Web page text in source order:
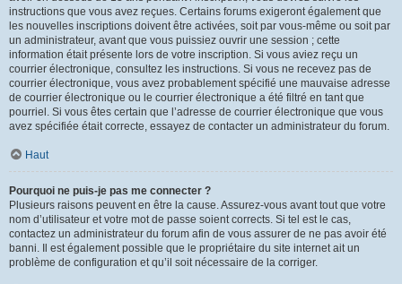
instructions que vous avez reçues. Certains forums exigeront également que
les nouvelles inscriptions doivent être activées, soit par vous-même ou soit par
un administrateur, avant que vous puissiez ouvrir une session ; cette
information était présente lors de votre inscription. Si vous aviez reçu un
courrier électronique, consultez les instructions. Si vous ne recevez pas de
courrier électronique, vous avez probablement spécifié une mauvaise adresse
de courrier électronique ou le courrier électronique a été filtré en tant que
pourriel. Si vous êtes certain que l’adresse de courrier électronique que vous
avez spécifiée était correcte, essayez de contacter un administrateur du forum.
Haut
Pourquoi ne puis-je pas me connecter ?
Plusieurs raisons peuvent en être la cause. Assurez-vous avant tout que votre
nom d’utilisateur et votre mot de passe soient corrects. Si tel est le cas,
contactez un administrateur du forum afin de vous assurer de ne pas avoir été
banni. Il est également possible que le propriétaire du site internet ait un
problème de configuration et qu’il soit nécessaire de la corriger.